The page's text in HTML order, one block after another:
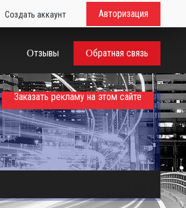
Создать аккаунт Авторизация
Отзывы Обратная связь
Заказать рекламу на этом сайте